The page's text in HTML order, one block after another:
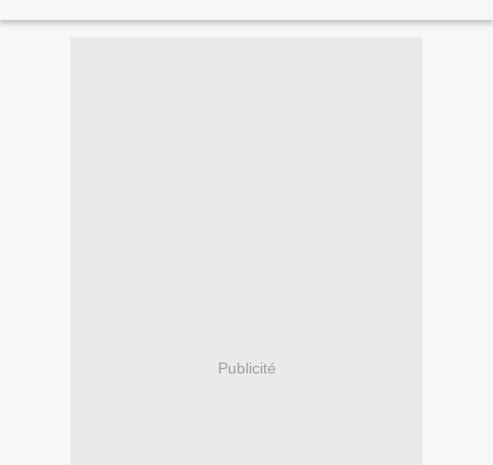
Publicité